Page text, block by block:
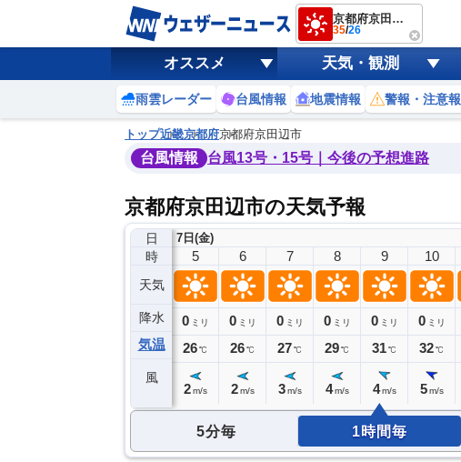
京都府京田辺市
35/26
オススメ 天気・観測
雨雲レーダー 台風情報 地震情報 警報・注意報
トップ近畿京都府京都府京田辺市
台風情報 台風13号・15号｜今後の予想進路
京都府京田辺市の天気予報
日
時
天気
降水
気温
風
7日(金)
4
0ミリ
28℃
5
0 ミリ
26℃
2 m/s
6
0 ミリ
26℃
2 m/s
7
0 ミリ
27℃
3 m/s
8
0 ミリ
29℃
4 m/s
9
0 ミリ
31℃
4 m/s
10
0 ミリ
32℃
5 m/s
5分毎 1時間毎